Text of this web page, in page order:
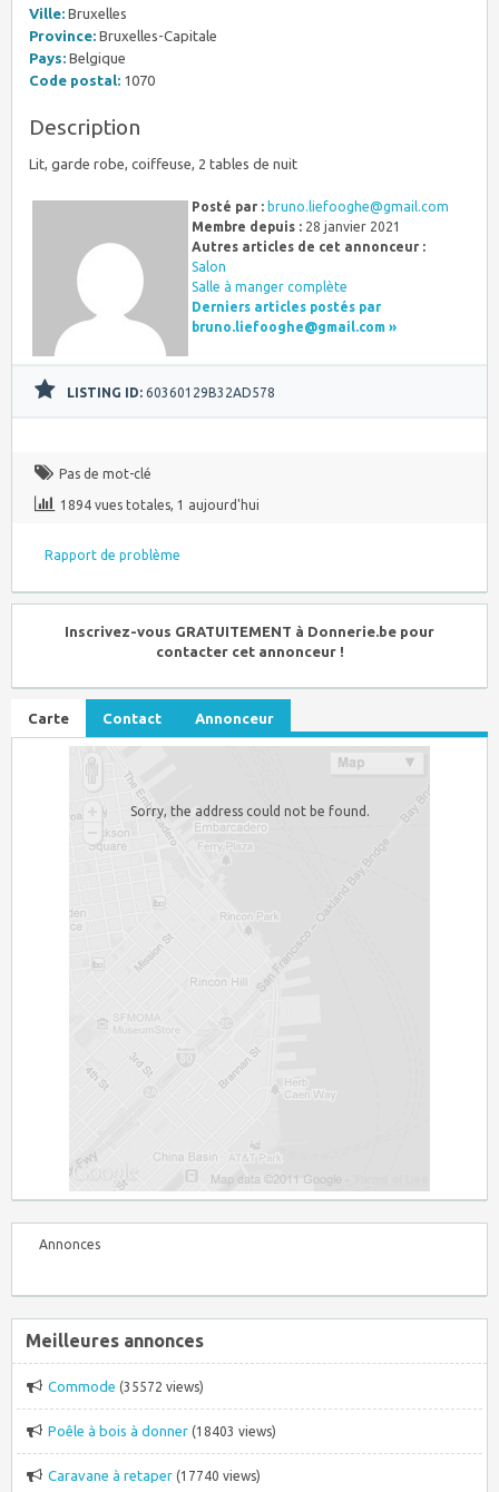
Ville: Bruxelles
Province: Bruxelles-Capitale
Pays: Belgique
Code postal: 1070
Description
Lit, garde robe, coiffeuse, 2 tables de nuit
Posté par : bruno.liefooghe@gmail.com
Membre depuis : 28 janvier 2021
Autres articles de cet annonceur :
Salon
Salle à manger complète
Derniers articles postés par
bruno.liefooghe@gmail.com »
LISTING ID: 60360129B32AD578
Pas de mot-clé
1894 vues totales, 1 aujourd'hui
Rapport de problème
Inscrivez-vous GRATUITEMENT à Donnerie.be pour
contacter cet annonceur !
Carte Contact Annonceur
Sorry, the address could not be found.
Annonces
Meilleures annonces
Commode (35572 views)
Poêle à bois à donner (18403 views)
Caravane à retaper (17740 views)